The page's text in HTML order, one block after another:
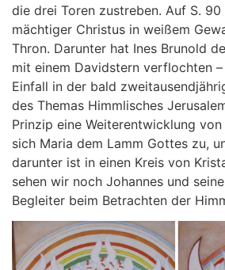
die drei Toren zustreben. Auf S.
mächtiger Christus in weißem
Thron. Darunter hat Ines Brunold
mit einem Davidstern verflochten
Einfall in der bald
des Themas Himmlisches
Prinzip eine Weiterentwicklung
sich Maria dem Lamm Gottes zu,
darunter ist in einen Kreis von
sehen wir noch Johannes und
Begleiter beim Betrachten der